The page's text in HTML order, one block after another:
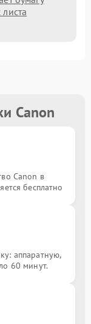
Canon
Canon в
бесплатно
аппаратную,
60 минут.